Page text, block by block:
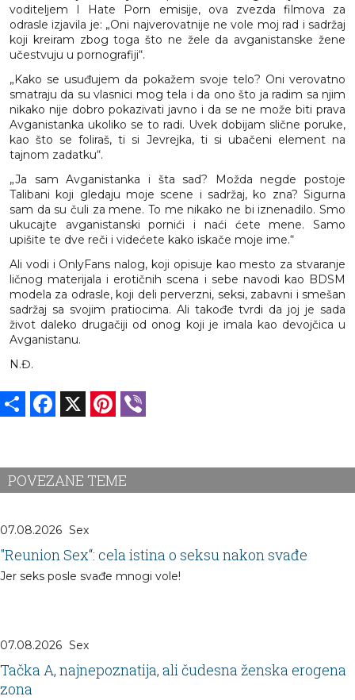
voditeljem I Hate Porn emisije, ova zvezda filmova za
odrasle izjavila je: „Oni najverovatnije ne vole moj rad i sadržaj
koji kreiram zbog toga što ne žele da avganistanske žene
učestvuju u pornografiji“.
„Kako se usuđujem da pokažem svoje telo? Oni verovatno
smatraju da su vlasnici mog tela i da ono što ja radim sa njim
nikako nije dobro pokazivati javno i da se ne može biti prava
Avganistanka ukoliko se to radi. Uvek dobijam slične poruke,
kao što se foliraš, ti si Jevrejka, ti si ubačeni element na
tajnom zadatku“.
„Ja sam Avganistanka i šta sad? Možda negde postoje
Talibani koji gledaju moje scene i sadržaj, ko zna? Sigurna
sam da su čuli za mene. To me nikako ne bi iznenadilo. Smo
ukucajte avganistanski pornići i naći ćete mene. Samo
upišite te dve reči i videćete kako iskače moje ime.“
Ali vodi i OnlyFans nalog, koji opisuje kao mesto za stvaranje
ličnog materijala i erotičnih scena i sebe navodi kao BDSM
modela za odrasle, koji deli perverzni, seksi, zabavni i smešan
sadržaj sa svojim pratiocima. Ali takođe tvrdi da joj je sada
život daleko drugačiji od onog koji je imala kao devojčica u
Avganistanu.
N.Đ.
Share Facebook Pinterest
POVEZANE TEME
07.08.2026 Sex
"Reunion Sex“: cela istina o seksu nakon svađe
Jer seks posle svađe mnogi vole!
07.08.2026 Sex
Tačka A, najnepoznatija, ali čudesna ženska erogena
zona